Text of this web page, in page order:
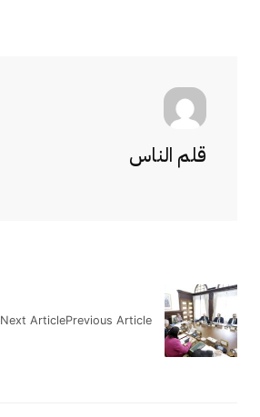
قلم الناس
Previous Article
Next Article